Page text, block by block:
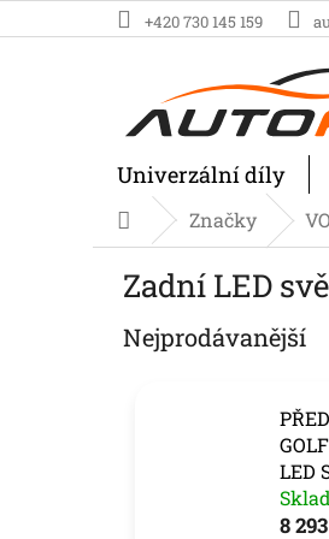
na
+420 730 145 159
Univerzální díly
DomůZnačky
Zadní LED
Nejprodávanější
LED
8